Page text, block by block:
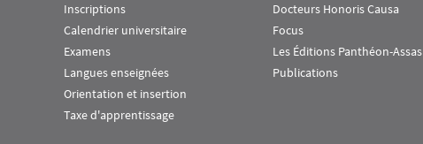
Inscriptions
Calendrier universitaire
Examens
Langues enseignées
Orientation et insertion
Taxe d'apprentissage
Docteurs Honoris Causa
Focus
Les Éditions Panthéon-Assas
Publications